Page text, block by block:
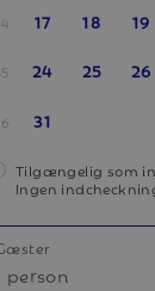
17 18 19
24 25 26
31
Tilgængelig som
Ingen
person